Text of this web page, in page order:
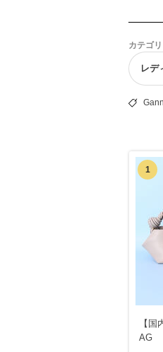
カテゴリ
レデ
1
【
AG